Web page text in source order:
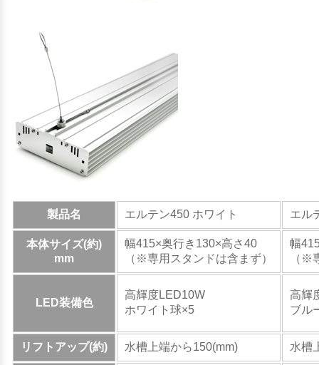
製品名 エルテン450 ホワイト エル
本体サイズ(約)
mm
幅415×奥行き130×高さ40
（※専用スタンドは含まず）
幅
（※
LED装備色
高輝度LED10W
ホワイト球×5
高輝
ブル
リフトアップ(約) 水槽上端から150(mm) 水槽